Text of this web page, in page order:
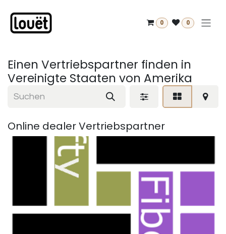
0 0
Einen Vertriebspartner finden in
Vereinigte Staaten von Amerika
Online dealerVertriebspartner